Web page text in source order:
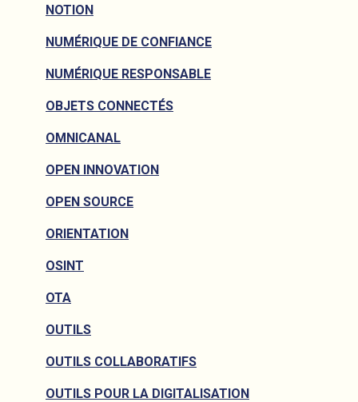
NOTION
NUMÉRIQUE DE CONFIANCE
NUMÉRIQUE RESPONSABLE
OBJETS CONNECTÉS
OMNICANAL
OPEN INNOVATION
OPEN SOURCE
ORIENTATION
OSINT
OTA
OUTILS
OUTILS COLLABORATIFS
OUTILS POUR LA DIGITALISATION